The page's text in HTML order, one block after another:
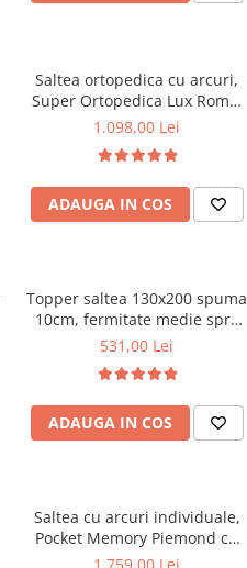
120 kg/utilizator, Saltex
Saltea ortopedica cu arcuri,
Super Ortopedica Lux Roma,
180x200x23cm, fermitate tare,
vara-iarna, sistem aerisire
perimetral, Saltex
1.098,00 Lei
ADAUGA IN COS
Topper saltea 130x200 spuma
10cm, fermitate medie spre
tare, spuma poliuretanica,
microfibra, Saltsib
531,00 Lei
ADAUGA IN COS
Saltea cu arcuri individuale,
Pocket Memory Piemond cu
topper, 160x200x32cm,